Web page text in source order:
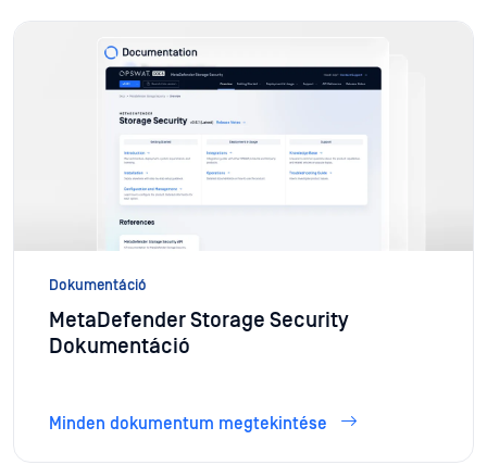
Dokumentáció
MetaDefender Storage Security
Dokumentáció
Minden dokumentum megtekintése